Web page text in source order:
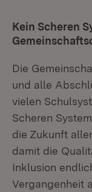
Kein Scheren
Die
und alle
vielen
Scheren
die Zukunft
damit die
Inklusion
Vergangenheit